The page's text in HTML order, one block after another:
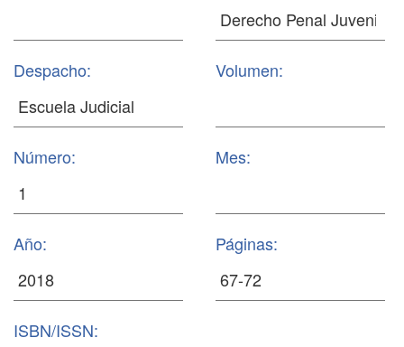
Despacho: Volumen:
Número: Mes:
Año: Páginas:
ISBN/ISSN: